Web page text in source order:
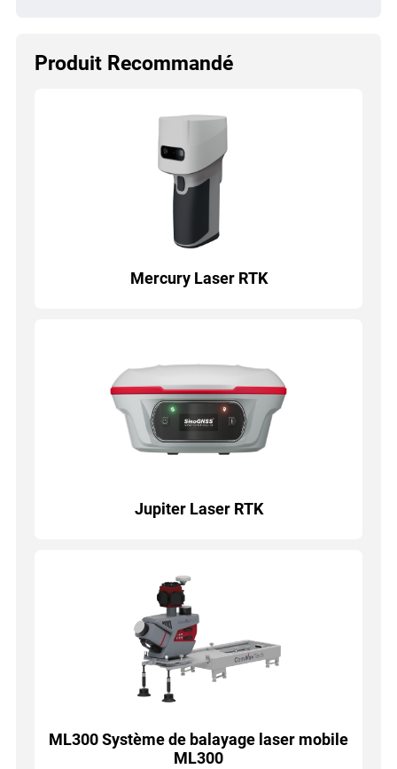
Produit Recommandé
Mercury Laser RTK
Jupiter Laser RTK
ML300 Système de balayage laser mobile
ML300